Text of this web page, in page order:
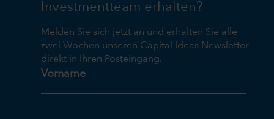
Investmentteam erhalten?
Melden Sie sich jetzt an und erhalten Sie alle
zwei Wochen unseren Capital Ideas Newsletter
direkt in Ihren Posteingang.
Vorname